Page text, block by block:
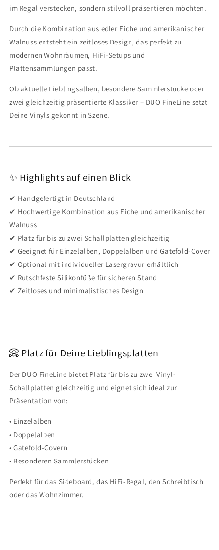
im Regal verstecken, sondern stilvoll präsentieren möchten.
Durch die Kombination aus edler Eiche und amerikanischer
Walnuss entsteht ein zeitloses Design, das perfekt zu
modernen Wohnräumen, HiFi-Setups und
Plattensammlungen passt.
Ob aktuelle Lieblingsalben, besondere Sammlerstücke oder
zwei gleichzeitig präsentierte Klassiker – DUO FineLine setzt
Deine Vinyls gekonnt in Szene.
✨ Highlights auf einen Blick
✔ Handgefertigt in Deutschland
✔ Hochwertige Kombination aus Eiche und amerikanischer
Walnuss
✔ Platz für bis zu zwei Schallplatten gleichzeitig
✔ Geeignet für Einzelalben, Doppelalben und Gatefold-Cover
✔ Optional mit individueller Lasergravur erhältlich
✔ Rutschfeste Silikonfüße für sicheren Stand
✔ Zeitloses und minimalistisches Design
📀 Platz für Deine Lieblingsplatten
Der DUO FineLine bietet Platz für bis zu zwei Vinyl-
Schallplatten gleichzeitig und eignet sich ideal zur
Präsentation von:
• Einzelalben
• Doppelalben
• Gatefold-Covern
• Besonderen Sammlerstücken
Perfekt für das Sideboard, das HiFi-Regal, den Schreibtisch
oder das Wohnzimmer.